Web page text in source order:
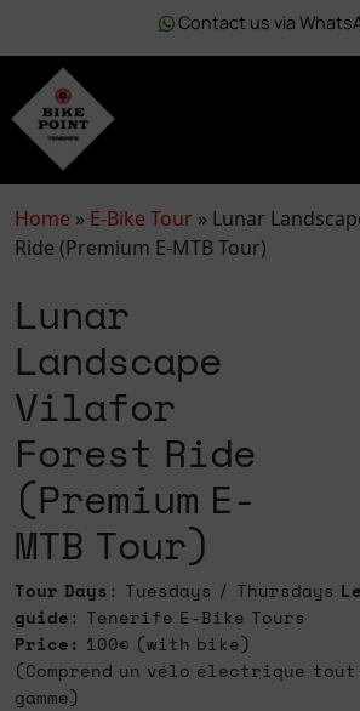
Contact us via
Home » E-Bike Tour » Lunar
Ride (Premium E-MTB Tour)
Lunar
Landscape
Vilafor
Forest Ride
(Premium E-
MTB Tour)
Tour Days : Tuesdays / Thursdays
guide: Tenerife E-Bike Tours
Price: 100€ (with bike)
(Comprend un vélo électrique tout
gamme)